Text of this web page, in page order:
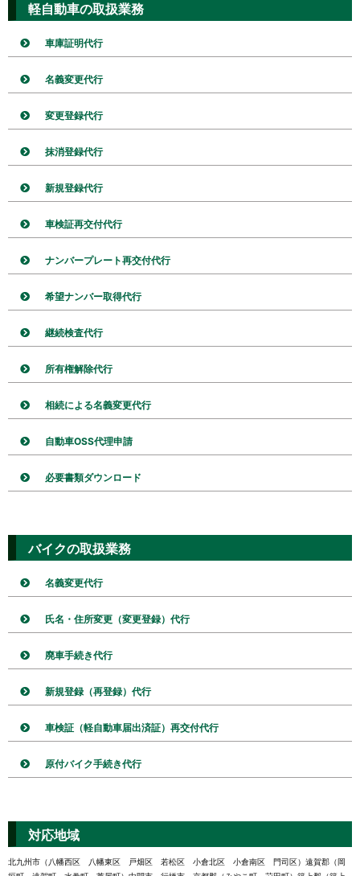
軽自動車の取扱業務
車庫証明代行
名義変更代行
変更登録代行
抹消登録代行
新規登録代行
車検証再交付代行
ナンバープレート再交付代行
希望ナンバー取得代行
継続検査代行
所有権解除代行
相続による名義変更代行
自動車OSS代理申請
必要書類ダウンロード
バイクの取扱業務
名義変更代行
氏名・住所変更（変更登録）代行
廃車手続き代行
新規登録（再登録）代行
車検証（軽自動車届出済証）再交付代行
原付バイク手続き代行
対応地域
北九州市（八幡西区 八幡東区 戸畑区 若松区 小倉北区 小倉南区 門司区）遠賀郡（岡